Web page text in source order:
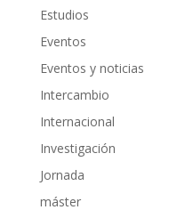
Estudios
Eventos
Eventos y noticias
Intercambio
Internacional
Investigación
Jornada
máster